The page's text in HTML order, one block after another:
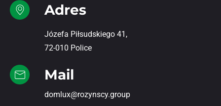
Adres
Józefa Piłsudskiego 41,
72-010 Police
Mail
domlux@rozynscy.group